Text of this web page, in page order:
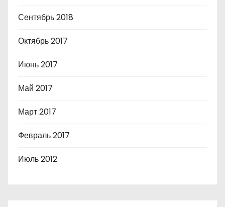
Сентябрь 2018
Октябрь 2017
Июнь 2017
Май 2017
Март 2017
Февраль 2017
Июль 2012